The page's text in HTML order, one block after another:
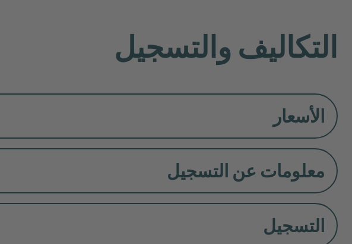
التكاليف والتسجيل
الأسعار
معلومات عن التسجيل
التسجيل